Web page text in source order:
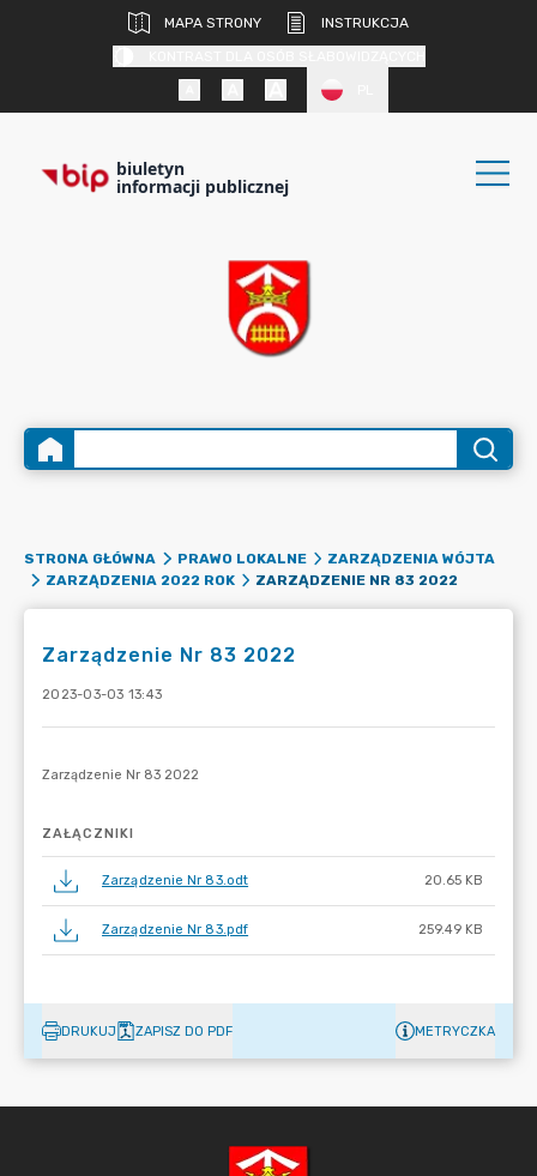
MAPA STRONY
INSTRUKCJA
biuletyn
informacji publicznej
STRONA GŁÓWNA PRAWO LOKALNE
ZARZĄDZENIA WÓJTA
ZARZĄDZENIA 2022 ROK
ZARZĄDZENIE NR 83 2022
Zarządzenie Nr 83 2022
2023-03-03 13:43
ZAŁĄCZNIKI
Zarządzenie Nr 83.odt 20.65 KB
Zarządzenie Nr 83.pdf 259.49 KB
DRUKUJ ZAPISZ DO PDF METRYCZKA